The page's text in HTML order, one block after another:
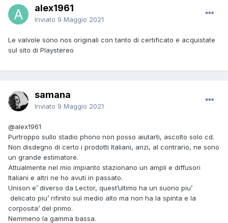
alex1961
Inviato 9 Maggio 2021
Le valvole sono nos originali con tanto di certificato e acquistate
sul sito di Playstereo
samana
Inviato 9 Maggio 2021
@alex1961
Purtroppo sullo stadio phono non posso aiutarti, ascolto solo cd.
Non disdegno di certo i prodotti Italiani, anzi, al contrario, ne sono
un grande estimatore.
Attualmente nel mio impianto stazionano un ampli e diffusori
Italiani e altri ne ho avuti in passato.
Unison e’ diverso da Lector, quest’ultimo ha un suono piu’
delicato piu’ rifinito sul medio alto ma non ha la spinta e la
corposita’ del primo.
Nemmeno la gamma bassa.